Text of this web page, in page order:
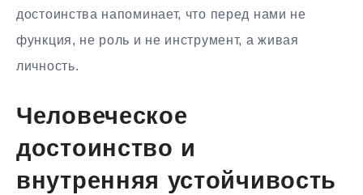
достоинства напоминает, что перед нами не
функция, не роль и не инструмент, а живая
личность.
Человеческое
достоинство и
внутренняя устойчивость